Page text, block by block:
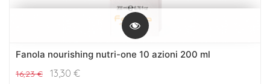
Fanola nourishing nutri-one 10 azioni 200 ml
16,23€ 13,30 €